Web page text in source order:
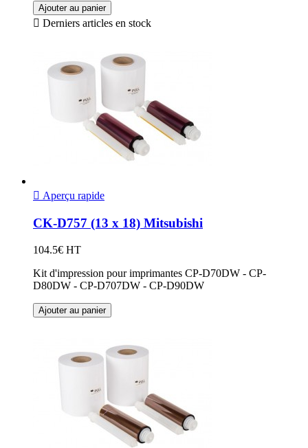
Ajouter au panier
 Derniers articles en stock
 Aperçu rapide
CK-D757 (13 x 18) Mitsubishi
104.5€ HT
Kit d'impression pour imprimantes CP-D70DW - CP-
D80DW - CP-D707DW - CP-D90DW
Ajouter au panier